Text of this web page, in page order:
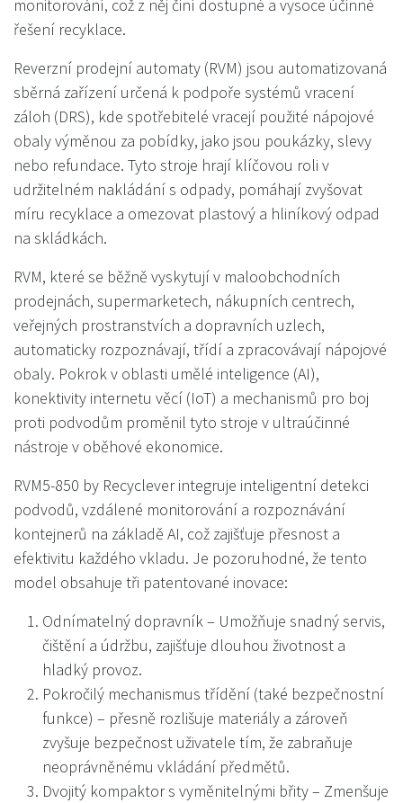
monitorování, což z něj činí dostupné a vysoce účinné
řešení recyklace.
Reverzní prodejní automaty (RVM) jsou automatizovaná
sběrná zařízení určená k podpoře systémů vracení
záloh (DRS), kde spotřebitelé vracejí použité nápojové
obaly výměnou za pobídky, jako jsou poukázky, slevy
nebo refundace. Tyto stroje hrají klíčovou roli v
udržitelném nakládání s odpady, pomáhají zvyšovat
míru recyklace a omezovat plastový a hliníkový odpad
na skládkách.
RVM, které se běžně vyskytují v maloobchodních
prodejnách, supermarketech, nákupních centrech,
veřejných prostranstvích a dopravních uzlech,
automaticky rozpoznávají, třídí a zpracovávají nápojové
obaly. Pokrok v oblasti umělé inteligence (AI),
konektivity internetu věcí (IoT) a mechanismů pro boj
proti podvodům proměnil tyto stroje v ultraúčinné
nástroje v oběhové ekonomice.
RVM5-850 by Recyclever integruje inteligentní detekci
podvodů, vzdálené monitorování a rozpoznávání
kontejnerů na základě AI, což zajišťuje přesnost a
efektivitu každého vkladu. Je pozoruhodné, že tento
model obsahuje tři patentované inovace:
Odnímatelný dopravník – Umožňuje snadný servis,
čištění a údržbu, zajišťuje dlouhou životnost a
hladký provoz.
Pokročilý mechanismus třídění (také bezpečnostní
funkce) – přesně rozlišuje materiály a zároveň
zvyšuje bezpečnost uživatele tím, že zabraňuje
neoprávněnému vkládání předmětů.
Dvojitý kompaktor s vyměnitelnými břity – Zmenšuje